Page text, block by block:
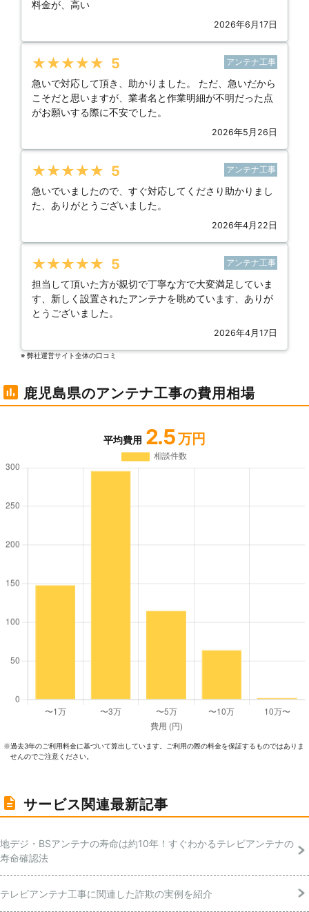
料金が、高い
2026年6月17日
★★★★★ 5 アンテナ工事
急いで対応して頂き、助かりました。 ただ、急いだから
こそだと思いますが、業者名と作業明細が不明だった点
がお願いする際に不安でした。
2026年5月26日
★★★★★ 5 アンテナ工事
急いでいましたので、すぐ対応してくださり助かりまし
た、ありがとうございました。
2026年4月22日
★★★★★ 5 アンテナ工事
担当して頂いた方が親切で丁寧な方で大変満足していま
す、新しく設置されたアンテナを眺めています、ありが
とうございました。
2026年4月17日
※ 弊社運営サイト全体の⼝コミ
鹿児島県のアンテナ工事の費用相場
平均費用 2.5 万円
※過去3年のご利⽤料⾦に基づいて算出しています。ご利⽤の際の料⾦を保証するものではありま
せんのでご注意ください。
サービス関連最新記事
地デジ・BSアンテナの寿命は約10年！すぐわかるテレビアンテナの
寿命確認法
テレビアンテナ工事に関連した詐欺の実例を紹介